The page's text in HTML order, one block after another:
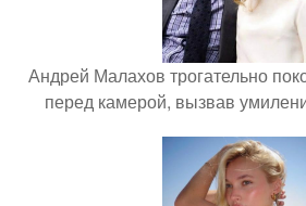
Андрей Малахов трогательно
перед камерой, вызвав